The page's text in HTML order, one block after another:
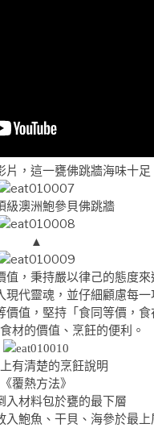
片，這一甕佛跳牆海味十足
級澳洲鮑參貝佛跳牆
▲
，秉持嚴以律己的態度
代靈魂，並仔細顧慮每
值，堅持「食同等價，
材的價值、烹飪的便利。
有清楚的烹飪說明
《覆熱方法》
入材料包於甕的最下層
入鮑魚、干貝、海參於最上